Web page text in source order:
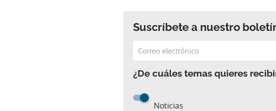
Suscríbete a nuestro
¿De cuáles temas quieres
Noticias